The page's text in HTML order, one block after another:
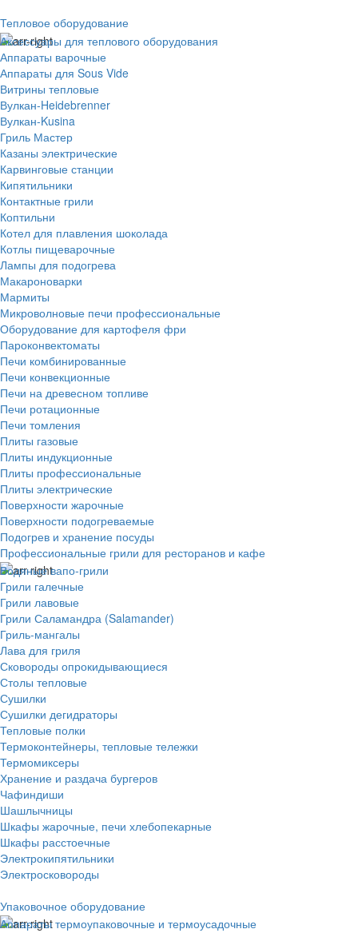
Тепловое оборудование
Аксессуары для теплового оборудования
Аппараты варочные
Аппараты для Sous Vide
Витрины тепловые
Вулкан-Heidebrenner
Вулкан-Kusina
Гриль Мастер
Казаны электрические
Карвинговые станции
Кипятильники
Контактные грили
Коптильни
Котел для плавления шоколада
Котлы пищеварочные
Лампы для подогрева
Макароноварки
Мармиты
Микроволновые печи профессиональные
Оборудование для картофеля фри
Пароконвектоматы
Печи комбинированные
Печи конвекционные
Печи на древесном топливе
Печи ротационные
Печи томления
Плиты газовые
Плиты индукционные
Плиты профессиональные
Плиты электрические
Поверхности жарочные
Поверхности подогреваемые
Подогрев и хранение посуды
Профессиональные грили для ресторанов и кафе
Водяные вапо-грили
Грили галечные
Грили лавовые
Грили Саламандра (Salamander)
Гриль-мангалы
Лава для гриля
Сковороды опрокидывающиеся
Столы тепловые
Сушилки
Сушилки дегидраторы
Тепловые полки
Термоконтейнеры, тепловые тележки
Термомиксеры
Хранение и раздача бургеров
Чафиндиши
Шашлычницы
Шкафы жарочные, печи хлебопекарные
Шкафы расстоечные
Электрокипятильники
Электросковороды
Упаковочное оборудование
Аппараты термоупаковочные и термоусадочные